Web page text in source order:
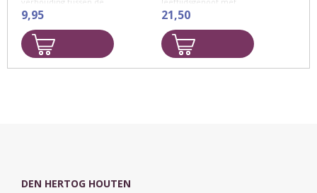
christelijke kerk en het
Joodse volk
Twee
basisgezichtspunten
stempelen deze studie.
9,95
Joden en Arabieren in
Israël en op de
Westbank.
21,50
DEN HERTOG HOUTEN